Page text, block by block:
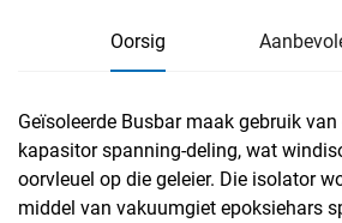
Oorsig
Geïsoleerde Busbar maak gebruik
kapasitor spanning-deling, wat
oorvleuel op die geleier. Die isolator
middel van vakuumgiet epoksiehars